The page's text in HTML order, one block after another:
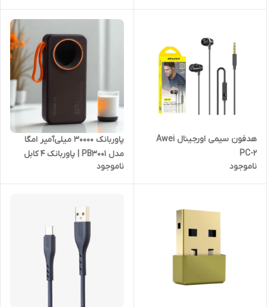
هدفون سیمی اورجینال Awei
PC-2
ناموجود
پاوربانک 30000 میلی‌آمپر امگا
مدل PB3001 | پاوربانک 4 کابل
داخلی با شارژ سریع و همزمان
ناموجود